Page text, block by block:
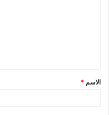
ق
*
الاسم *